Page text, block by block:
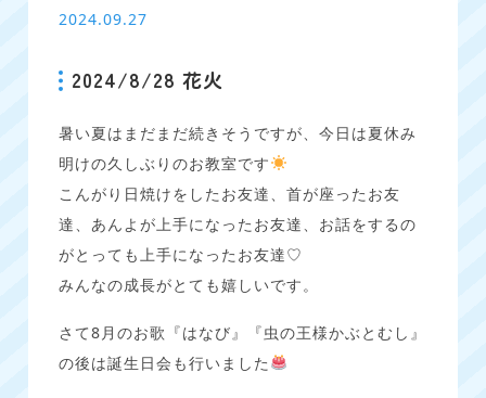
2024.09.27
2024/8/28 花火
暑い夏はまだまだ続きそうですが、今日は夏休み
明けの久しぶりのお教室です
こんがり日焼けをしたお友達、首が座ったお友
達、あんよが上手になったお友達、お話をするの
がとっても上手になったお友達♡
みんなの成長がとても嬉しいです。
さて8月のお歌『はなび』『虫の王様かぶとむし』
の後は誕生日会も行いました